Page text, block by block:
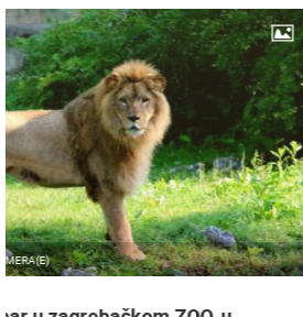
16.07.2018. 9 KAMERA(E)
NOVOSTI